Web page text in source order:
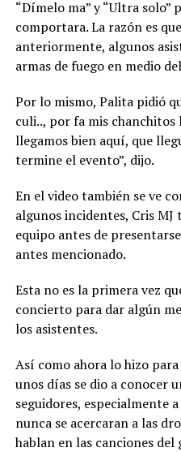
“Dímelo ma” y “Ultra solo”
comportara. La razón es
anteriormente, algunos
armas de fuego en medio
Por lo mismo, Palita pidió
culi.., por fa mis chanchitos
llegamos bien aquí, que
termine el evento”, dijo.
En el video también se ve
algunos incidentes, Cris
equipo antes de
antes mencionado.
Esta no es la primera vez
concierto para dar algún
los asistentes.
Así como ahora lo hizo
unos días se dio a conocer
seguidores, especialmente
nunca se acercaran a las
hablan en las canciones del